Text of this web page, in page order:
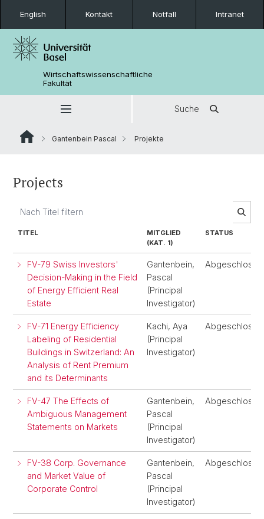
English Kontakt Notfall Intranet
Wirtschaftswissenschaftliche
Fakultät
Suche
Gantenbein Pascal Projekte
Projects
TITEL
MITGLIED
(KAT. 1)
STATUS
FV-79 Swiss Investors'
Decision-Making in the Field
of Energy Efficient Real
Estate
Gantenbein,
Pascal
(Principal
Investigator)
FV-71 Energy Efficiency
Labeling of Residential
Buildings in Switzerland: An
Analysis of Rent Premium
and its Determinants
Kachi, Aya
(Principal
Investigator)
FV-47 The Effects of
Ambiguous Management
Statements on Markets
Gantenbein,
Pascal
(Principal
Investigator)
FV-38 Corp. Governance
and Market Value of
Corporate Control
Gantenbein,
Pascal
(Principal
Investigator)